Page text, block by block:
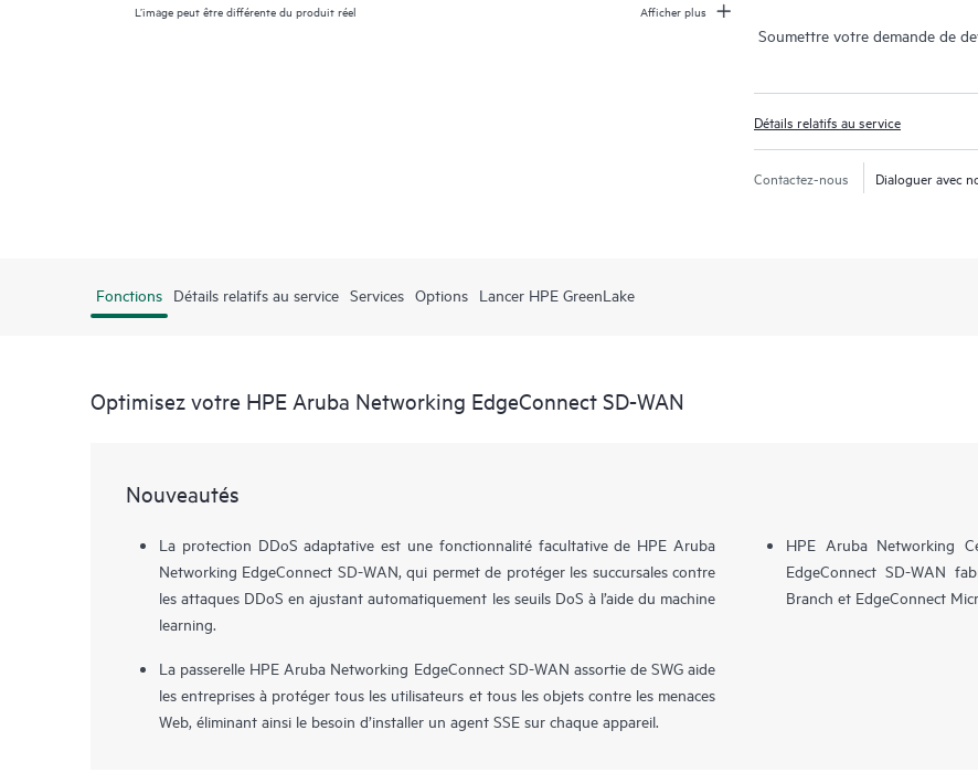
L’image peut être différente du produit réel Afficher plus
Soumettre votre demande de
Détails relatifs au service
Contactez-nous Dialoguer avec
Fonctions Détails relatifs au service Services Options Lancer HPE GreenLake
Optimisez votre HPE Aruba Networking EdgeConnect SD-WAN
Nouveautés
La protection DDoS adaptative est une fonctionnalité facultative de HPE Aruba
Networking EdgeConnect SD-WAN, qui permet de protéger les succursales contre
les attaques DDoS en ajustant automatiquement les seuils DoS à l’aide du machine
learning.
La passerelle HPE Aruba Networking EdgeConnect SD-WAN assortie de SWG aide
les entreprises à protéger tous les utilisateurs et tous les objets contre les menaces
Web, éliminant ainsi le besoin d’installer un agent SSE sur chaque appareil.
HPE Aruba Networking
EdgeConnect SD-WAN
Branch et EdgeConnect